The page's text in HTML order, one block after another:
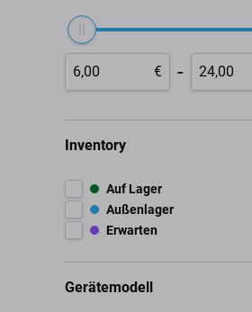
€ -
Inventory
Auf Lager
Außenlager
Erwarten
Gerätemodell